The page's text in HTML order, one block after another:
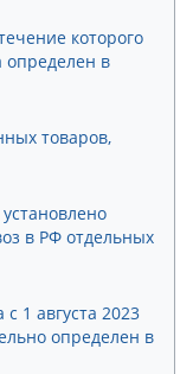
которого
определен в
товаров,
в РФ отдельных
1 августа 2023
определен в